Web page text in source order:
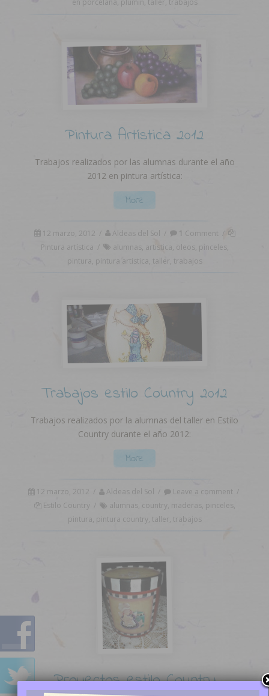
en porcelana, plumin, taller, trabajos
Pintura Artística 2012
Trabajos realizados por las alumnas durante el año
2012 en pintura artística:
More
12 marzo, 2012 / Aldeas del Sol / 1 Comment /
Pintura artística / alumnas artistica oleos pinceles
pintura pintura artistica taller trabajos
Trabajos estilo Country 2012
Trabajos realizados por la alumnas del taller en Estilo
Country durante el año 2012:
More
12 marzo, 2012 / Aldeas del Sol / Leave a comment /
Estilo Country / alumnas, country, maderas, pinceles,
pintura, pintura country, taller, trabajos
Proyectos estilo Country